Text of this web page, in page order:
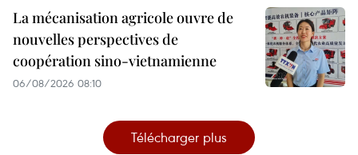
La mécanisation agricole ouvre de
nouvelles perspectives de
coopération sino-vietnamienne
06/08/2026 08:10
Télécharger plus